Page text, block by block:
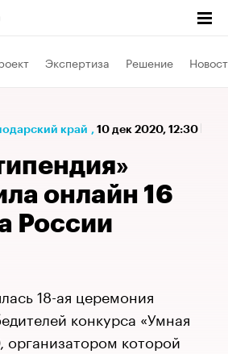
Экспертиза Решение
край , 10 дек 2020, 12:30
онлайн 16
России
18-ая церемония
конкурса «Умная
организатором которой